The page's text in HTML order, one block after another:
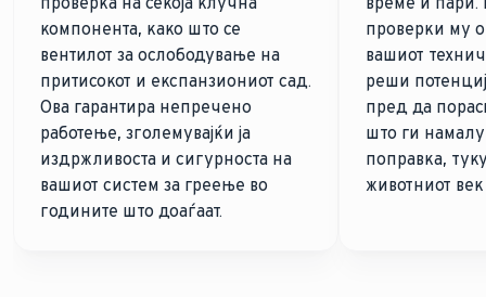
компонента, како што се
вентилот за ослободување на
притисокот и експанзиониот сад.
Ова гарантира непречено
работење, зголемувајќи ја
издржливоста и сигурноста на
вашиот систем за греење во
годините што доаѓаат.
проверки му
вашиот
реши
пред да
што ги
поправка,
животниот